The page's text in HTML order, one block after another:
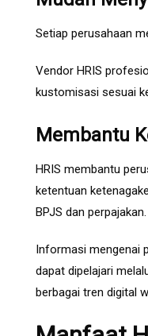
Setiap perusahaan
Vendor HRIS
kustomisasi sesuai
Membantu
HRIS membantu
ketentuan
BPJS dan perpajakan.
Informasi mengenai
dapat dipelajari
berbagai tren digital